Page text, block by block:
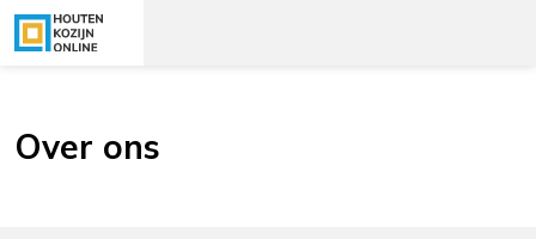
Over ons